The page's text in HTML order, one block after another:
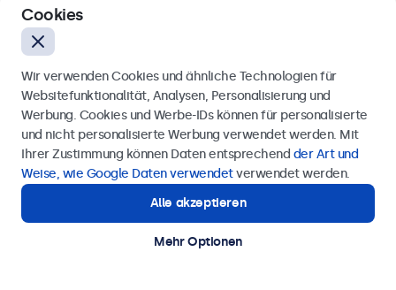
Anschlüsse: HDMI, VGA, BNC, RCA-Cinch
Montage: Einbau, Wand- und Tischmontage
Außenmaße: 560 x 337 x 41 mm
499,00 €
593,81 € inkl. MwSt.
Ansehen
In den Warenkorb
Anfrage senden
Rufen Sie uns an unter0211 38 78 95 62
Benötigen Sie Unterstützung?
Kontaktieren Sie uns!
Cookies
Wir verwenden Cookies und ähnliche Technologien für
Websitefunktionalität, Analysen, Personalisierung und
Werbung. Cookies und Werbe-IDs können für personalisierte
und nicht personalisierte Werbung verwendet werden. Mit
Ihrer Zustimmung können Daten entsprechend der Art und
Weise, wie Google Daten verwendetverwendet werden.
Alle akzeptieren
Mehr Optionen